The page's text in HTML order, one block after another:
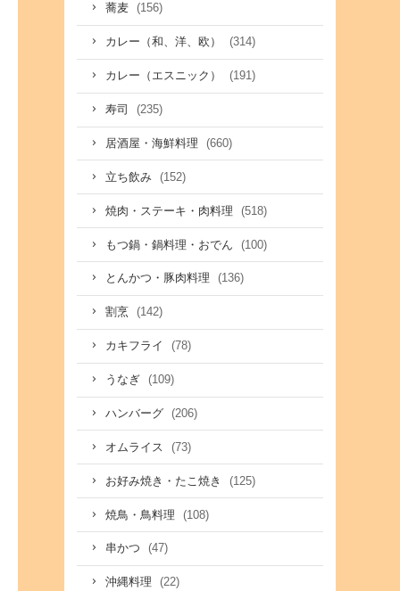
蕎麦 (156)
カレー（和、洋、欧） (314)
カレー（エスニック） (191)
寿司 (235)
居酒屋・海鮮料理 (660)
立ち飲み (152)
焼肉・ステーキ・肉料理 (518)
もつ鍋・鍋料理・おでん (100)
とんかつ・豚肉料理 (136)
割烹 (142)
カキフライ (78)
うなぎ (109)
ハンバーグ (206)
オムライス (73)
お好み焼き・たこ焼き (125)
焼鳥・鳥料理 (108)
串かつ (47)
沖縄料理 (22)